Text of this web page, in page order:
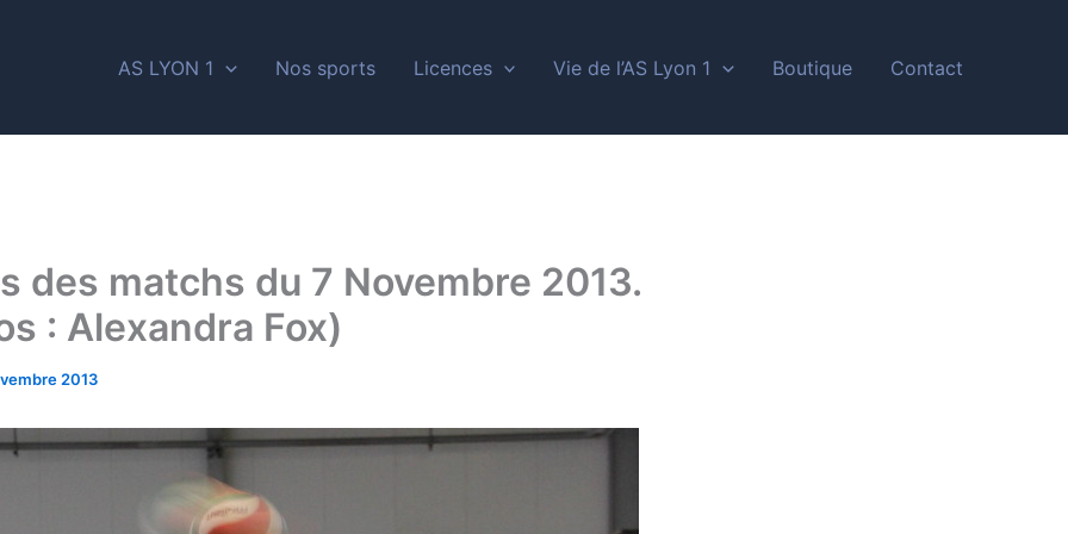
AS LYON 1 Nos sports Licences Vie de l’AS Lyon 1 Boutique Contact
des matchs du 7 Novembre 2013.
: Alexandra Fox)
2013